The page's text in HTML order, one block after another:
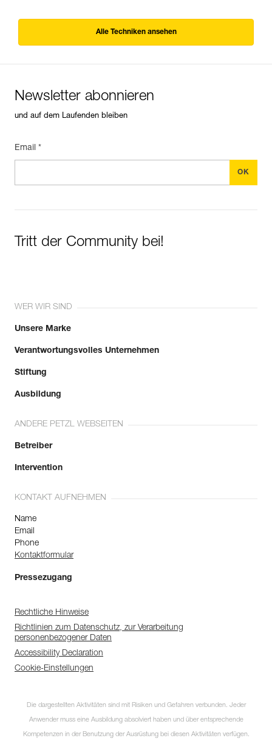
Alle Techniken ansehen
Newsletter abonnieren
und auf dem Laufenden bleiben
Email *
Tritt der Community bei!
WER WIR SIND
Unsere Marke
Verantwortungsvolles Unternehmen
Stiftung
Ausbildung
ANDERE PETZL WEBSEITEN
Betreiber
Intervention
KONTAKT AUFNEHMEN
Name
Email
Phone
Kontaktformular
Pressezugang
Rechtliche Hinweise
Richtlinien zum Datenschutz, zur Verarbeitung
personenbezogener Daten
Accessibility Declaration
Cookie-Einstellungen
Die dargestellten Aktivitäten sind mit Risiken und Gefahren verbunden. Jeder
Anwender muss eine Ausbildung absolviert haben und über entsprechende
Kompetenzen in der Benutzung der Ausrüstung bei diesen Aktivitäten verfügen.